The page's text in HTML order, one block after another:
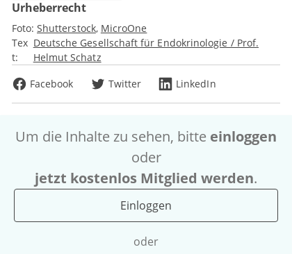
Urheberrecht
Foto: Shutterstock MicroOne
Tex
t:
Deutsche Gesellschaft für Endokrinologie / Prof.
Helmut Schatz
Facebook
Twitter LinkedIn
Um die Inhalte zu sehen, bitte einloggen
oder
jetzt kostenlos Mitglied werden.
Einloggen
oder